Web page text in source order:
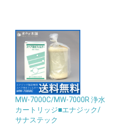
MW-7000C/MW-7000R 浄水
カートリッジ■エナジック/
サナステック